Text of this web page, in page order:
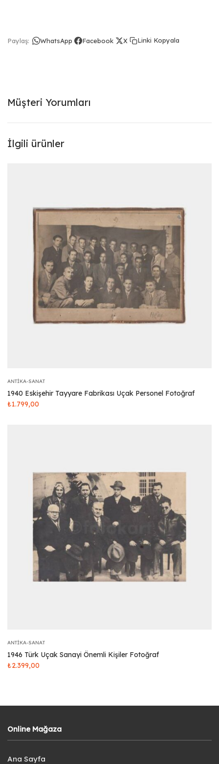
Paylaş: WhatsApp Facebook X Linki Kopyala
Müşteri Yorumları
İlgili ürünler
ANTIKA-SANAT
1940 Eskişehir Tayyare Fabrikası Uçak Personel Fotoğraf
₺1.799,00
ANTIKA-SANAT
1946 Türk Uçak Sanayi Önemli Kişiler Fotoğraf
₺2.399,00
Online Mağaza
Ana Sayfa